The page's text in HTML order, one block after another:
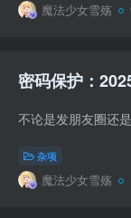
魔法少女雪殇
密码保护：
杂项
魔法少女雪殇